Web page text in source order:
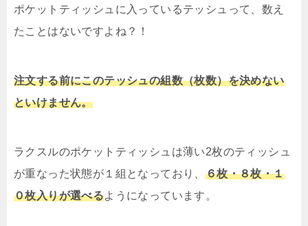
ポケットティッシュに入っているテッシュって、数え
たことはないですよね？！
注文する前にこのテッシュの組数（枚数）を決めない
といけません。
ラクスルのポケットティッシュは薄い2枚のティッシュ
が重なった状態が１組となっており、 ６枚・８枚・１
０枚入りが選べるようになっています。